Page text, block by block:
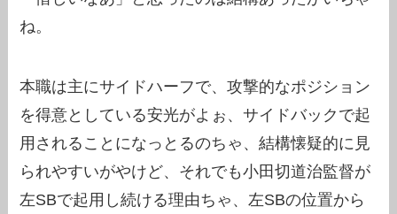
ね。
本職は主にサイドハーフで、攻撃的なポジション
を得意としている安光がよぉ、サイドバックで起
用されることになっとるのちゃ、結構懐疑的に見
られやすいがやけど、それでも小田切道治監督が
左SBで起用し続ける理由ちゃ、左SBの位置から